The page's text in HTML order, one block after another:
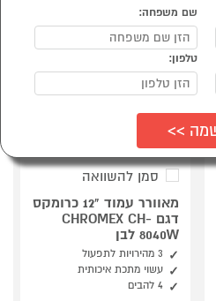
סמן להשוואה
מאוורר עמוד "12 כרומקס
דגם CHROMEX CH-
8040W לבן
3 מהירויות לתפעול
עשוי מתכת איכותית
4 להבים
שם משפחה:
טלפון: